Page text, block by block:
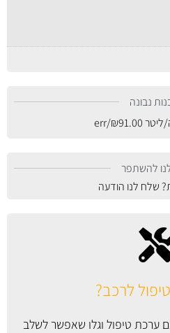
לרכב?
ערכת טיפול וגלו שאפשר לשלב
נבונה
ליטר
₪91.00
/err
להשתפר
שלח לנו הודעה